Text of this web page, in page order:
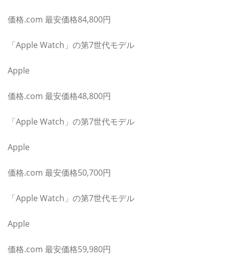
価格.com 最安価格84,800円
「Apple Watch」の第7世代モデル
Apple
価格.com 最安価格48,800円
「Apple Watch」の第7世代モデル
Apple
価格.com 最安価格50,700円
「Apple Watch」の第7世代モデル
Apple
価格.com 最安価格59,980円